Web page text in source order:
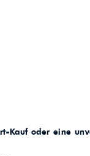
Kauf oder eine